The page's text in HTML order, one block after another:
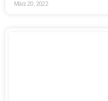
März 20, 2022